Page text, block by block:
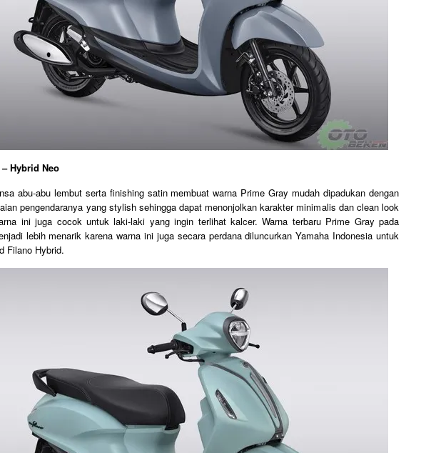
Hybrid Neo
abu-abu lembut serta finishing satin membuat warna Prime Gray mudah dipadukan dengan
pengendaranya yang stylish sehingga dapat menonjolkan karakter minimalis dan clean look
ini juga cocok untuk laki-laki yang ingin terlihat kalcer. Warna terbaru Prime Gray pada
lebih menarik karena warna ini juga secara perdana diluncurkan Yamaha Indonesia untuk
Filano Hybrid.